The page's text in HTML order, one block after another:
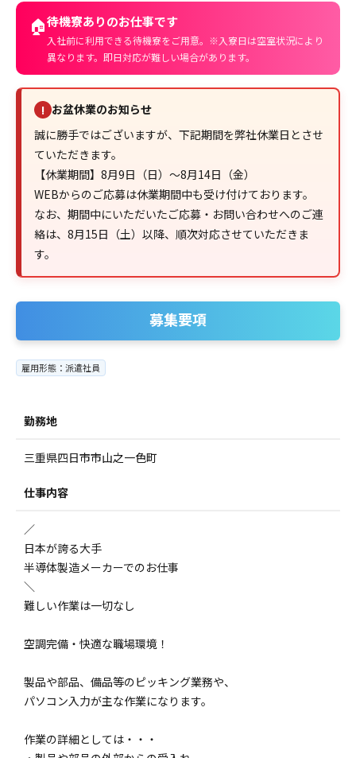
🏠待機寮ありのお仕事です
入社前に利用できる待機寮をご用意。※入寮日は空室状況により
異なります。即日対応が難しい場合があります。
! お盆休業のお知らせ
誠に勝手ではございますが、下記期間を弊社休業日とさせ
ていただきます。
【休業期間】8月9日（日）～8月14日（金）
WEBからのご応募は休業期間中も受け付けております。
なお、期間中にいただいたご応募・お問い合わせへのご連
絡は、8月15日（土）以降、順次対応させていただきま
す。
募集要項
雇用形態：派遣社員
勤務地
三重県四日市市山之一色町
仕事内容
／
日本が誇る大手
半導体製造メーカーでのお仕事
＼
難しい作業は一切なし
空調完備・快適な職場環境！
製品や部品、備品等のピッキング業務や、
パソコン入力が主な作業になります。
作業の詳細としては・・・